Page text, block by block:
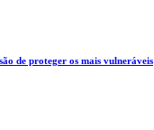
de proteger os mais vulneráveis